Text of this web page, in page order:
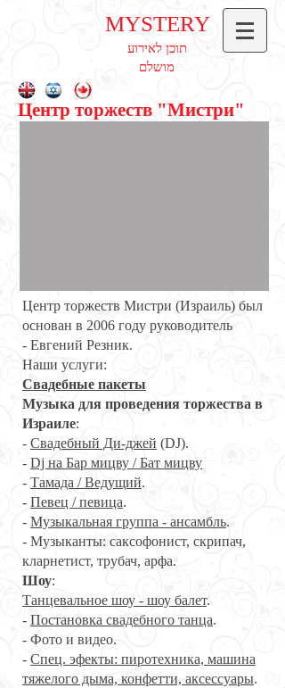
MYSTERY
תוכן לאירוע
מושלם
Центр торжеств "Мистри"
Центр торжеств Мистри (Израиль) был
основан в 2006 году руководитель
- Евгений Резник.
Наши услуги:
Свадебные пакеты
Музыка для проведения торжества в
Израиле:
- Свадебный Ди-джей (DJ).
- Dj на Бар мицву / Бат мицву
- Тамада / Ведущий.
- Певец / певица.
- Музыкальная группа - ансамбль.
- Музыканты: саксофонист, скрипач,
кларнетист, трубач, арфа.
Шоу:
Танцевальное шоу - шоу балет.
- Постановка свадебного танца.
- Фото и видео.
- Спец. эфекты: пиротехника, машина
тяжелого дыма, конфетти, аксессуары.